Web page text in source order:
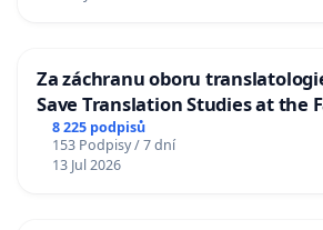
Za záchranu oboru
Save Translation Studies at the
Charles University
8 225 podpisů
153 Podpisy / 7 dní
13 Jul 2026